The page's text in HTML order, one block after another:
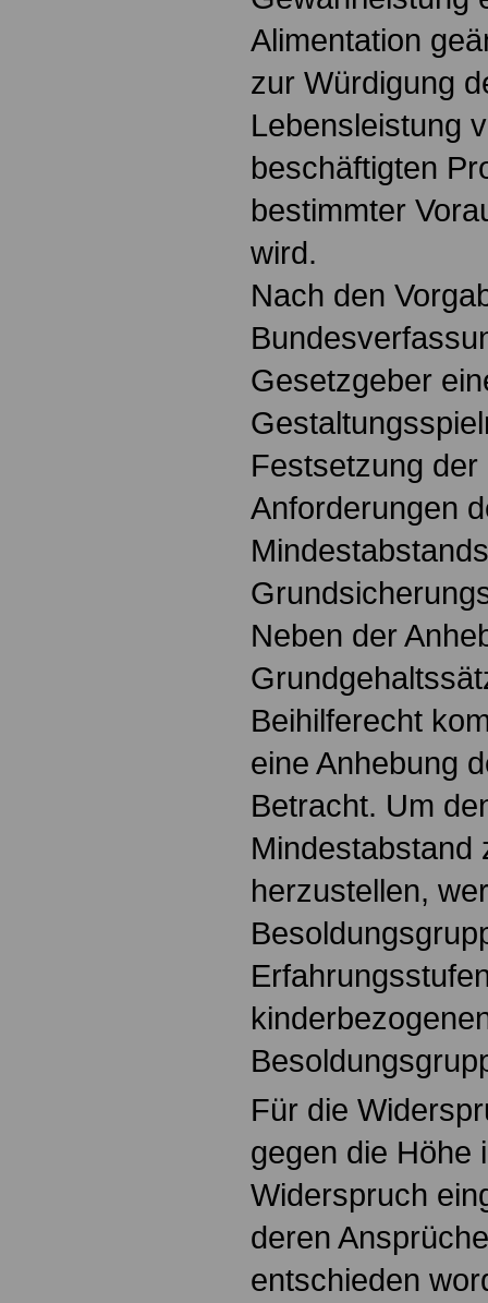
Alimentation
zur Würdigung
Lebensleistung
beschäftigten
bestimmter
wird.
Nach den
Gesetzgeber
Festsetzung
Anforderungen
Neben der
Beihilferecht
eine Anhebung
Betracht. Um
Mindestabstand
herzustellen,
Für die
gegen die Höhe
Widerspruch
deren
entschieden